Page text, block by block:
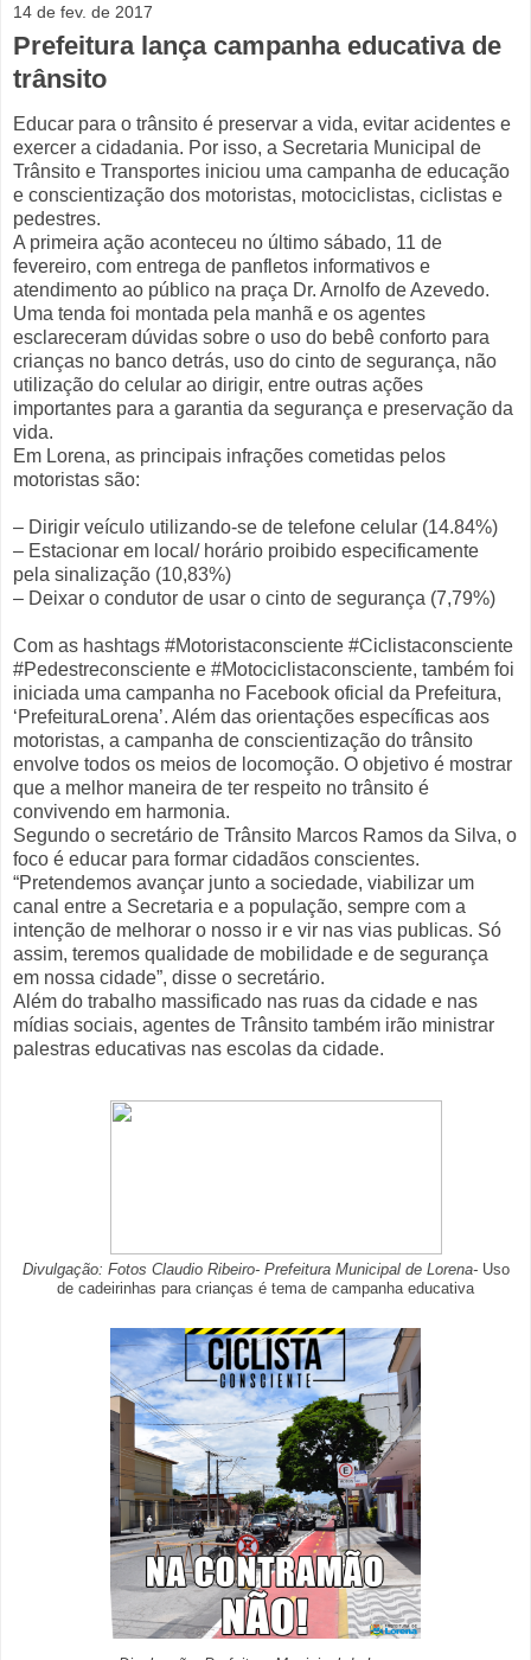
14 de fev. de 2017
Prefeitura lança campanha educativa de
trânsito
Educar para o trânsito é preservar a vida, evitar acidentes e
exercer a cidadania. Por isso, a Secretaria Municipal de
Trânsito e Transportes iniciou uma campanha de educação
e conscientização dos motoristas, motociclistas, ciclistas e
pedestres.
A primeira ação aconteceu no último sábado, 11 de
fevereiro, com entrega de panfletos informativos e
atendimento ao público na praça Dr. Arnolfo de Azevedo.
Uma tenda foi montada pela manhã e os agentes
esclareceram dúvidas sobre o uso do bebê conforto para
crianças no banco detrás, uso do cinto de segurança, não
utilização do celular ao dirigir, entre outras ações
importantes para a garantia da segurança e preservação da
vida.
Em Lorena, as principais infrações cometidas pelos
motoristas são:
– Dirigir veículo utilizando-se de telefone celular (14.84%)
– Estacionar em local/ horário proibido especificamente
pela sinalização (10,83%)
– Deixar o condutor de usar o cinto de segurança (7,79%)
Com as hashtags #Motoristaconsciente #Ciclistaconsciente
#Pedestreconsciente e #Motociclistaconsciente, também foi
iniciada uma campanha no Facebook oficial da Prefeitura,
‘PrefeituraLorena’. Além das orientações específicas aos
motoristas, a campanha de conscientização do trânsito
envolve todos os meios de locomoção. O objetivo é mostrar
que a melhor maneira de ter respeito no trânsito é
convivendo em harmonia.
Segundo o secretário de Trânsito Marcos Ramos da Silva, o
foco é educar para formar cidadãos conscientes.
“Pretendemos avançar junto a sociedade, viabilizar um
canal entre a Secretaria e a população, sempre com a
intenção de melhorar o nosso ir e vir nas vias publicas. Só
assim, teremos qualidade de mobilidade e de segurança
em nossa cidade”, disse o secretário.
Além do trabalho massificado nas ruas da cidade e nas
mídias sociais, agentes de Trânsito também irão ministrar
palestras educativas nas escolas da cidade.
Divulgação: Fotos Claudio Ribeiro- Prefeitura Municipal de Lorena-Uso
de cadeirinhas para crianças é tema de campanha educativa